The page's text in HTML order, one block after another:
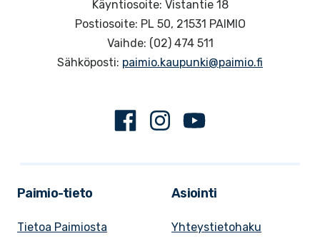
Käyntiosoite: Vistantie 18
Postiosoite: PL 50, 21531 PAIMIO
Vaihde: (02) 474 511
Sähköposti: paimio.kaupunki@paimio.fi
FacebookInstagram
Paimio-tieto
Tietoa Paimiosta
Asiointi
Yhteystietohaku